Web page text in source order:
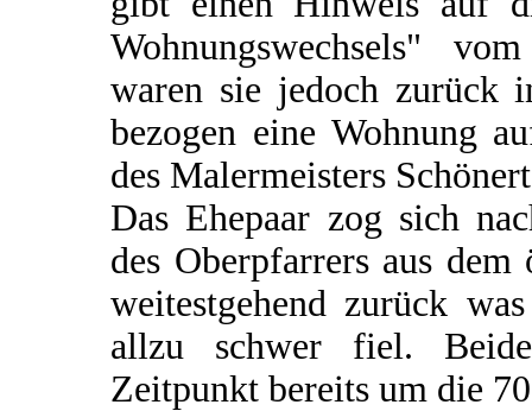
Wohnungswechsels"
waren sie jedoch zurück
bezogen eine Wohnung
des Malermeisters
Das Ehepaar zog sich
des Oberpfarrers aus
weitestgehend zurück
allzu schwer fiel.
Zeitpunkt bereits um die